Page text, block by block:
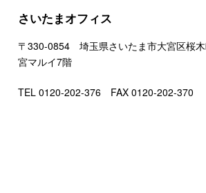
さいたまオフィス
〒330-0854 埼玉県さいたま市大宮区桜
宮マルイ7階
TEL 0120-202-376 FAX 0120-202-370